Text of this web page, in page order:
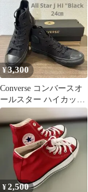
¥3,300
Converse コンバースオ
ールスター ハイカッ
ト ブラック
¥2,500